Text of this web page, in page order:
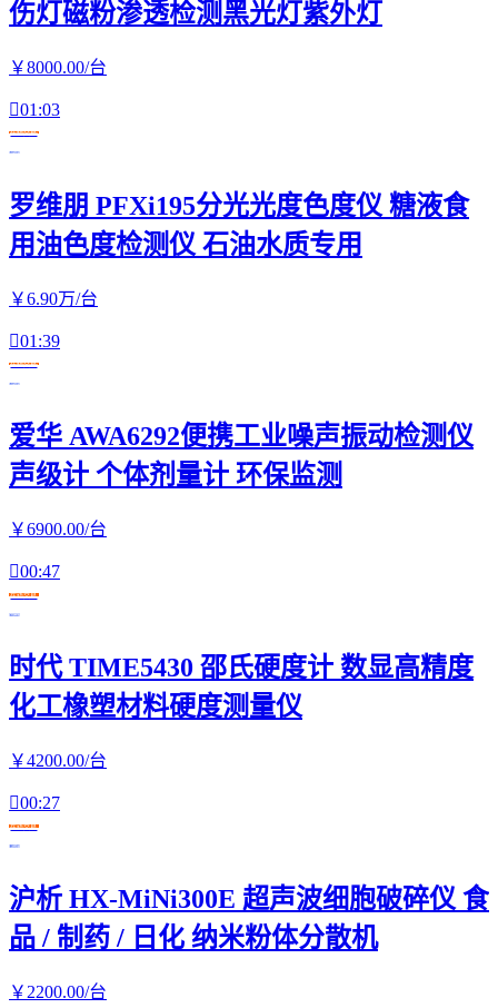
伤灯磁粉渗透检测黑光灯紫外灯
￥8000.00/台
01:03
在线交易
罗维朋 PFXi195分光光度色度仪 糖液食
用油色度检测仪 石油水质专用
￥6.90万/台
01:39
在线交易
爱华 AWA6292便携工业噪声振动检测仪
声级计 个体剂量计 环保监测
￥6900.00/台
00:47
在线交易
时代 TIME5430 邵氏硬度计 数显高精度
化工橡塑材料硬度测量仪
￥4200.00/台
00:27
在线交易
沪析 HX-MiNi300E 超声波细胞破碎仪 食
品 / 制药 / 日化 纳米粉体分散机
￥ 2200.00/台